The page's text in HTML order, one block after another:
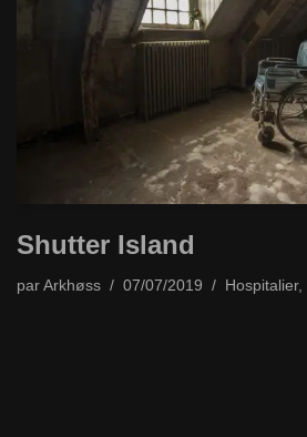
Shutter Island
par Arkhøss 07/07/2019 Hospitalier,